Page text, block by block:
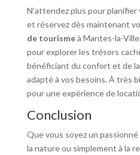
N’attendez plus pour
et réservez dès maintenant
de tourismeà Mantes-la-
pour explorer les trésors
bénéficiant du confort et de
adapté à vos besoins. À très
pour une expérience de
Conclusion
Que vous soyez un
la nature ou simplement à la